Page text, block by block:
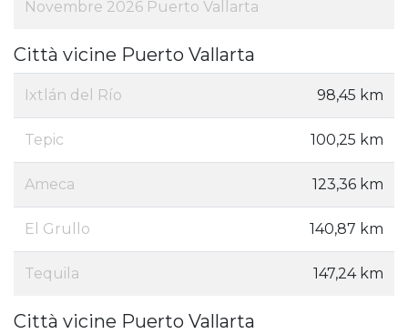
Novembre 2026 Puerto Vallarta
Città vicine Puerto Vallarta
Ixtlán del Río 98,45 km
Tepic 100,25 km
Ameca 123,36 km
El Grullo 140,87 km
Tequila 147,24 km
Città vicine Puerto Vallarta